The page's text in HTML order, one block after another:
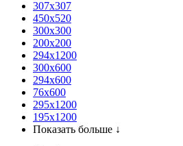
307x307
450x520
300x300
200x200
294x1200
300x600
294x600
76х600
295х1200
195х1200
Показать больше ↓